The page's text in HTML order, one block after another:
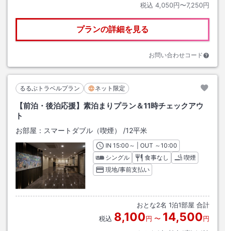
税込 4,050円〜7,250円
プランの詳細を見る
お問い合わせコード
るるぶトラベルプラン ネット限定
【前泊・後泊応援】素泊まりプラン＆11時チェックアウ
ト
お部屋： スマートダブル（喫煙） /12平米
INチェックイン
15:00 ～ | OUT チェックアウト
～10:00
シングル
食事なし
喫煙
現地/事前支払い
おとな2名 1泊1部屋 合計
税込 8,100円 〜 14,500円